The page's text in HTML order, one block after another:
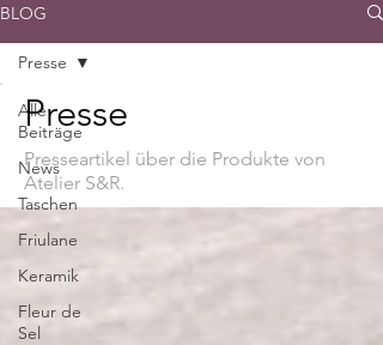
BLOG
Alle
Beiträge
News
Taschen
Friulane
Keramik
Fleur de
Sel
Presse
Presse
Presseartikel über die Produkte von
Atelier S&R.